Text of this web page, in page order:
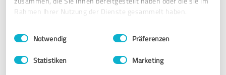
Rahmen Ihrer Nutzung der Dienste gesammelt haben.
Impressum Datenschutzbestimmungen
Einwilligungsauswahl
Notwendig Präferenzen
Statistiken Marketing
"Das Meta Ads KI System" von Björn Tantau
5,00 von 5